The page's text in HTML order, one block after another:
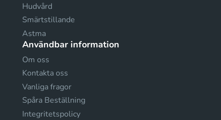
Hudvård
Smärtstillande
Astma
Användbar information
Om oss
Kontakta oss
Vanliga fragor
Spåra Beställning
Integritetspolicy